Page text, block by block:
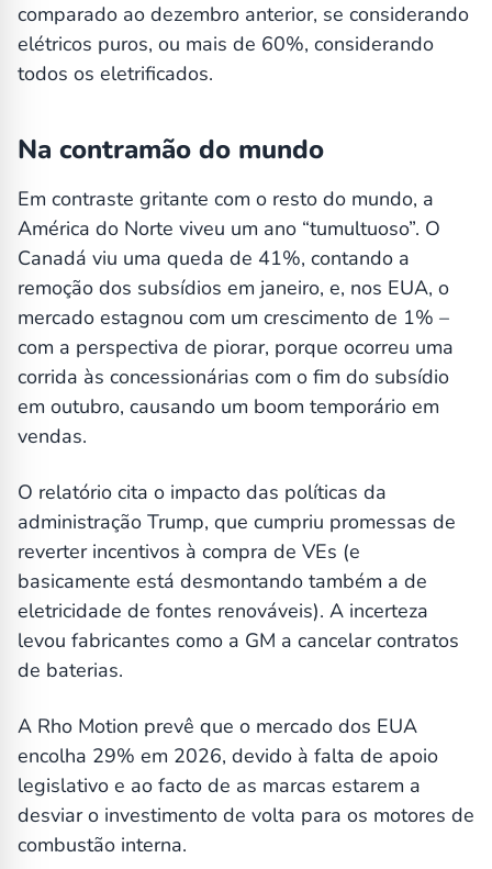
comparado ao dezembro anterior, se considerando
elétricos puros, ou mais de 60%, considerando
todos os eletrificados.
Na contramão do mundo
Em contraste gritante com o resto do mundo, a
América do Norte viveu um ano “tumultuoso”. O
Canadá viu uma queda de 41%, contando a
remoção dos subsídios em janeiro, e, nos EUA, o
mercado estagnou com um crescimento de 1% –
com a perspectiva de piorar, porque ocorreu uma
corrida às concessionárias com o fim do subsídio
em outubro, causando um boom temporário em
vendas.
O relatório cita o impacto das políticas da
administração Trump, que cumpriu promessas de
reverter incentivos à compra de VEs (e
basicamente está desmontando também a de
eletricidade de fontes renováveis). A incerteza
levou fabricantes como a GM a cancelar contratos
de baterias.
A Rho Motion prevê que o mercado dos EUA
encolha 29% em 2026, devido à falta de apoio
legislativo e ao facto de as marcas estarem a
desviar o investimento de volta para os motores de
combustão interna.